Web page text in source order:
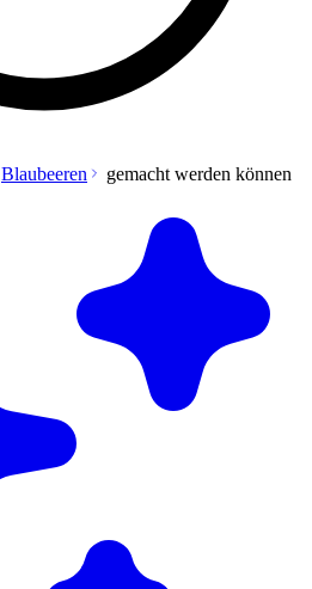
Blaubeeren gemacht werden können